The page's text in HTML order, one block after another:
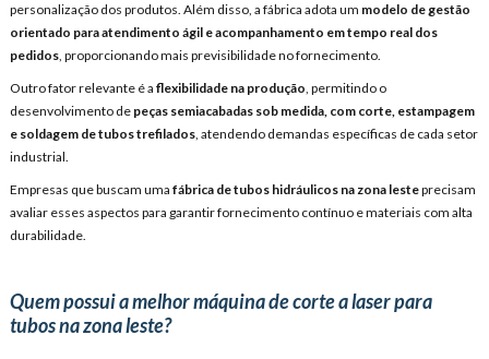
personalização dos produtos. Além disso, a fábrica adota um modelo de gestão
orientado para atendimento ágil e acompanhamento em tempo real dos
pedidos, proporcionando mais previsibilidade no fornecimento.
Outro fator relevante é a flexibilidade na produção, permitindo o
desenvolvimento de peças semiacabadas sob medida, com corte, estampagem
e soldagem de tubos trefilados, atendendo demandas específicas de cada setor
industrial.
Empresas que buscam uma fábrica de tubos hidráulicos na zona lesteprecisam
avaliar esses aspectos para garantir fornecimento contínuo e materiais com alta
durabilidade.
Quem possui a melhor máquina de corte a laser para
tubos na zona leste?